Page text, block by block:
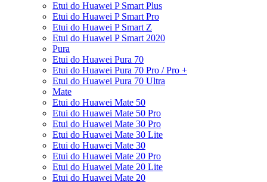
Etui do Huawei P Smart Plus
Etui do Huawei P Smart Pro
Etui do Huawei P Smart Z
Etui do Huawei P Smart 2020
Pura
Etui do Huawei Pura 70
Etui do Huawei Pura 70 Pro / Pro +
Etui do Huawei Pura 70 Ultra
Mate
Etui do Huawei Mate 50
Etui do Huawei Mate 50 Pro
Etui do Huawei Mate 30 Pro
Etui do Huawei Mate 30 Lite
Etui do Huawei Mate 30
Etui do Huawei Mate 20 Pro
Etui do Huawei Mate 20 Lite
Etui do Huawei Mate 20